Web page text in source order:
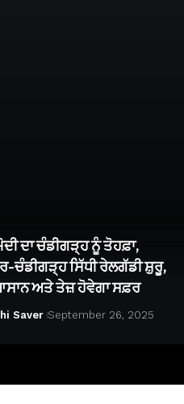
ਦਾ ਚੰਡੀਗੜ੍ਹ ਨੂੰ ਤੋਹਫ਼ਾ,
ਚੰਡੀਗੜ੍ਹ ਸਿੱਧੀ ਰੇਲਗੱਡੀ ਸ਼ੁਰੂ,
ਅਤੇ ਤੇਜ਼ ਹੋਵੇਗਾ ਸਫ਼ਰ
Saver September 26, 2025